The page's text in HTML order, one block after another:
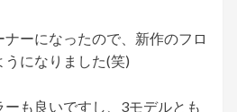
ーになったので、新作のフロ
になりました(笑)
も良いですし、3モデルとも